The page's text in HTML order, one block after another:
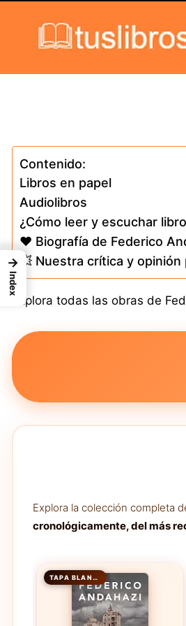
Contenido:
Libros en papel
Audiolibros
¿Cómo leer y escuchar
❤️ Biografía de Federico
💥 Nuestra crítica y
Explora todas las obras de
Explora la colección completa
cronológicamente, del más
TAPA BLANDA
→
Index